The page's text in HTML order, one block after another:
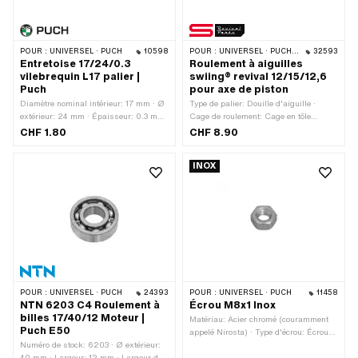
POUR : UNIVERSEL · PUCH 10598
Entretoise 17/24/0.3
vilebrequin L17 palier |
Puch
Diamètre nominal intérieur: 17 mm · Ø
extérieur: 24 mm · Épaisseur: 0.3 mm
· Fabricant: Puch · Matériau: Acier ·
CHF 1.80
POUR : UNIVERSEL · PUCH · SACHS 32593
Roulement à aiguilles
swiing® revival 12/15/12,6
pour axe de piston
Type de palier: Douille d'aiguille ·
Cage de roulement: Cage en tôle
d'acier · Dimension du roulement à
Fabricant: swiing® revival parts ·
CHF 8.90
POUR : UNIVERSEL · PUCH 24393
NTN 6203 C4 Roulement à
billes 17/40/12 Moteur |
Puch E50
Numéro de stock: 6203 · Ø extérieur:
INOX
POUR : UNIVERSEL · PUCH 11458
Écrou M8x1 Inox
Matériau: Acier chromé (couramment
appelé Nirosta) · Type d'écrou: Écrou